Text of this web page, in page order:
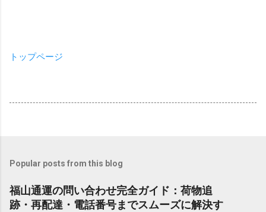
トップページ
Popular posts from this blog
福山通運の問い合わせ完全ガイド：荷物追
跡・再配達・電話番号までスムーズに解決す